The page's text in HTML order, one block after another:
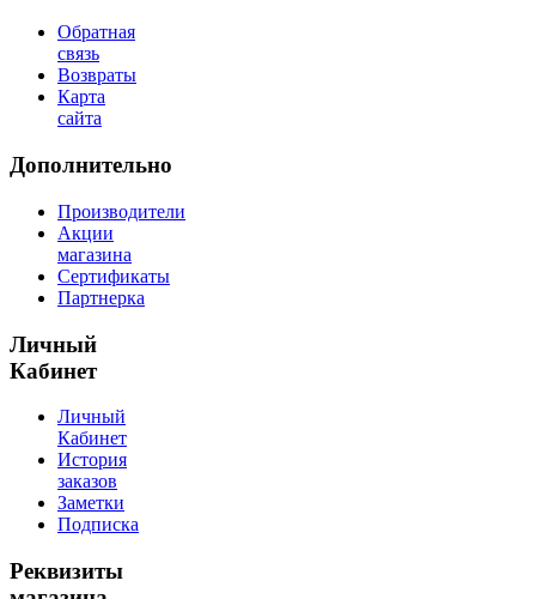
Обратная
связь
Возвраты
Карта
сайта
Дополнительно
Производители
Акции
магазина
Сертификаты
Партнерка
Личный
Кабинет
Личный
Кабинет
История
заказов
Заметки
Подписка
Реквизиты